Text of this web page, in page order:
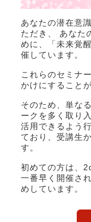
あなたの潜在意
ただき、 あなた
めに、「未来覚
催しています。
これらのセミナ
かけにすること
そのため、単な
ークを多く取り
活用できるよう
ており、受講生
す。
初めての方は、
一番早く開催さ
めしています。